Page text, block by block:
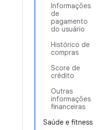
Informações
de
pagamento
do usuário
Histórico de
compras
Score de
crédito
Outras
informações
financeiras
Saúde e fitness